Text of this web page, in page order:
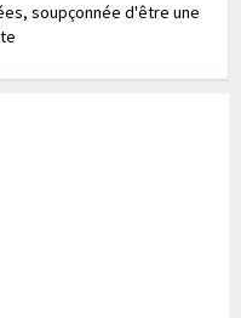
soupçonnée d'être une